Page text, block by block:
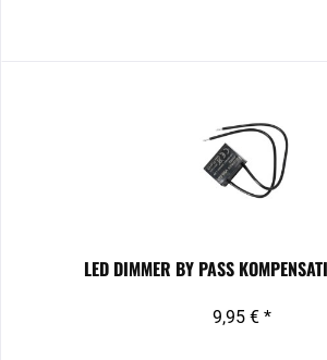
LED DIMMER BY PASS
9,95 € *